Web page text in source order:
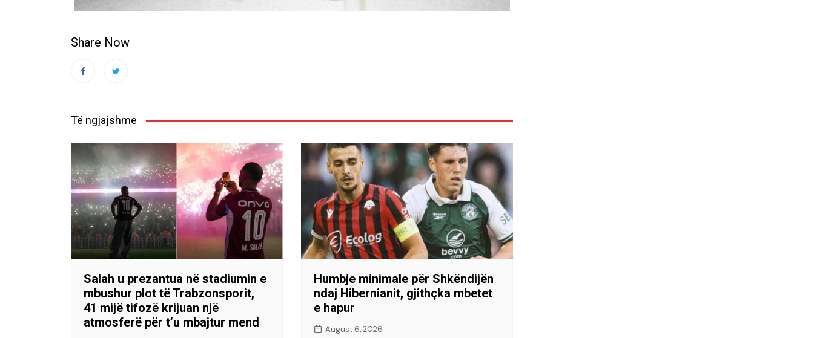
Share Now
Të ngjajshme
Salah u prezantua në stadiumin e
mbushur plot të Trabzonsporit,
41 mijë tifozë krijuan një
atmosferë për t’u mbajtur mend
Humbje minimale për Shkëndijën
ndaj Hibernianit, gjithçka mbetet
e hapur
August 6, 2026